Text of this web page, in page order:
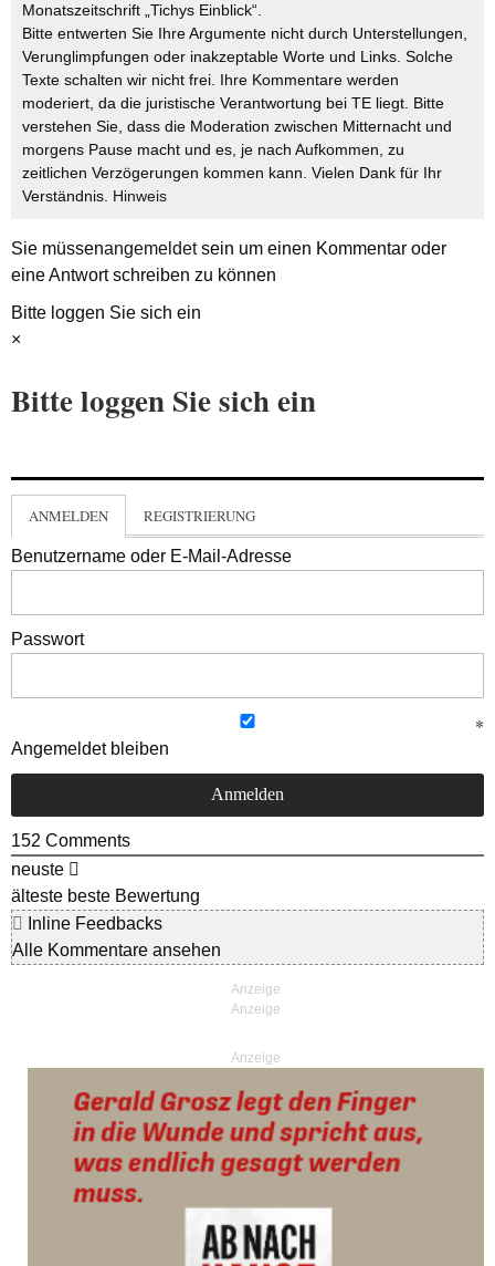
Monatszeitschrift „Tichys Einblick“.
Bitte entwerten Sie Ihre Argumente nicht durch Unterstellungen,
Verunglimpfungen oder inakzeptable Worte und Links. Solche
Texte schalten wir nicht frei. Ihre Kommentare werden
moderiert, da die juristische Verantwortung bei TE liegt. Bitte
verstehen Sie, dass die Moderation zwischen Mitternacht und
morgens Pause macht und es, je nach Aufkommen, zu
zeitlichen Verzögerungen kommen kann. Vielen Dank für Ihr
Verständnis. Hinweis
Sie müssenangemeldetsein um einen Kommentar oder
eine Antwort schreiben zu können
Bitte loggen Sie sich ein
×
Bitte loggen Sie sich ein
ANMELDEN REGISTRIERUNG
Benutzername oder E-Mail-Adresse
Passwort
Angemeldet bleiben
152 Comments
neuste
älteste beste Bewertung
Inline Feedbacks
Alle Kommentare ansehen
Anzeige